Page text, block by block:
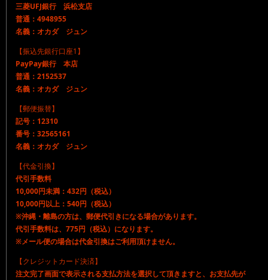
三菱UFJ銀行 浜松支店
普通：4948955
名義：オカダ ジュン
【振込先銀行口座1】
PayPay銀行 本店
普通：2152537
名義：オカダ ジュン
【郵便振替】
記号：12310
番号：32565161
名義：オカダ ジュン
【代金引換】
代引手数料
10,000円未満：432円（税込）
10,000円以上：540円（税込）
※沖縄・離島の方は、郵便代引きになる場合があります。
代引手数料は、775円（税込）になります。
※メール便の場合は代金引換はご利用頂けません。
【クレジットカード決済】
注文完了画面で表示される支払方法を選択して頂きますと、お支払先が